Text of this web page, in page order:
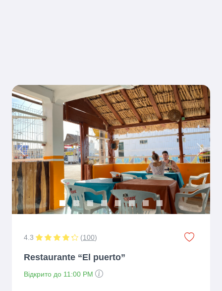
Previous Next
4.3 (100)
Restaurante “El puerto”
Відкрито до 11:00 PM